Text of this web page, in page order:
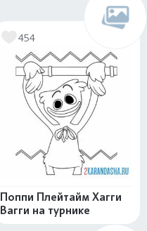
454
Поппи Плейтайм Хагги
Вагги на турнике